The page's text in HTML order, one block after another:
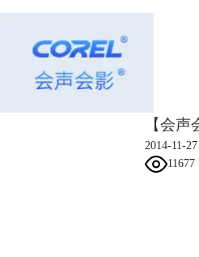
2014-11-27
11677